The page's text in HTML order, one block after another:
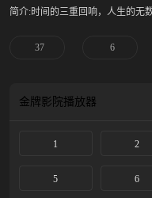
简介:时间的三重回响，人生的无
37 6
金牌影院播放器
1 2
5 6